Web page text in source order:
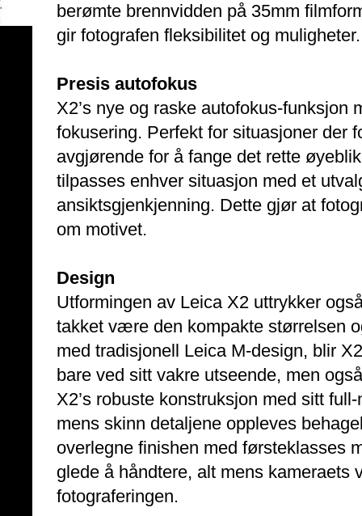
berømte brennvidden på 35mm
gir fotografen fleksibilitet og muligheter.
Presis autofokus
X2’s nye og raske autofokus-
fokusering. Perfekt for situasjoner der
avgjørende for å fange det rette
tilpasses enhver situasjon med et
ansiktsgjenkjenning. Dette gjør at
om motivet.
Design
Utformingen av Leica X2 uttrykker
takket være den kompakte størrelsen
med tradisjonell Leica M-design, blir
bare ved sitt vakre utseende, men
X2’s robuste konstruksjon med sitt
mens skinn detaljene oppleves
overlegne finishen med førsteklasses
glede å håndtere, alt mens kameraets
fotograferingen.